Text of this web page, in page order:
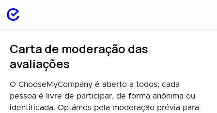
Carta de moderação das
avaliações
O ChooseMyCompany é aberto a todos; cada
pessoa é livre de participar, de forma anónima ou
identificada. Optámos pela moderação prévia para